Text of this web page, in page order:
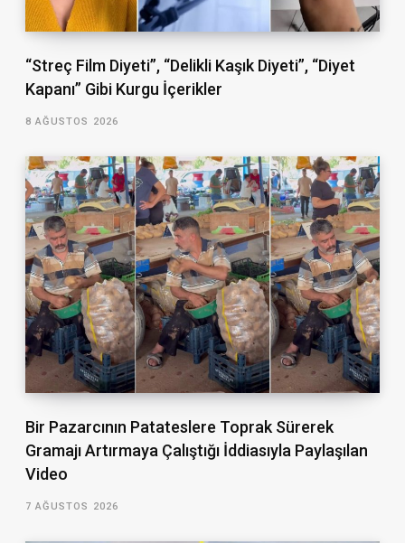
“Streç Film Diyeti”, “Delikli Kaşık Diyeti”, “Diyet
Kapanı” Gibi Kurgu İçerikler
8 AĞUSTOS 2026
Bir Pazarcının Patateslere Toprak Sürerek
Gramajı Artırmaya Çalıştığı İddiasıyla Paylaşılan
Video
7 AĞUSTOS 2026